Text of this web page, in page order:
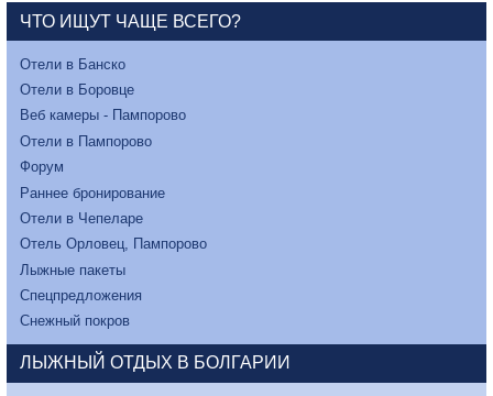
ЧТО ИЩУТ ЧАЩЕ ВСЕГО?
Отели в Банско
Отели в Боровце
Веб камеры - Пампорово
Отели в Пампорово
Форум
Раннее бронирование
Отели в Чепеларе
Отель Орловец, Пампорово
Лыжные пакеты
Спецпредложения
Снежный покров
ЛЫЖНЫЙ ОТДЫХ В БОЛГАРИИ